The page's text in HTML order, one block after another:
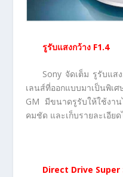
รูรับแสงกว้าง F1.4
Sony จัดเต็ม รูรับแส
เลนส์ที่ออกแบบมาเป็นพิเ
GM มีขนาดรูรับให้ใช้งา
คมชัด และเก็บรายละเอียด
Direct Drive Super